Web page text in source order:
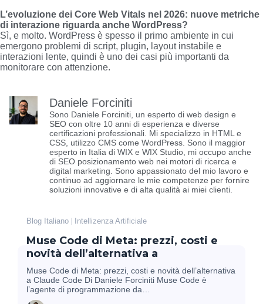
L’evoluzione dei Core Web Vitals nel 2026: nuove metriche
di interazione riguarda anche WordPress?
Sì, e molto. WordPress è spesso il primo ambiente in cui
emergono problemi di script, plugin, layout instabile e
interazioni lente, quindi è uno dei casi più importanti da
monitorare con attenzione.
Daniele Forciniti
Sono Daniele Forciniti, un esperto di web design e
SEO con oltre 10 anni di esperienza e diverse
certificazioni professionali. Mi specializzo in HTML e
CSS, utilizzo CMS come WordPress. Sono il maggior
esperto in Italia di WIX e WIX Studio, mi occupo anche
di SEO posizionamento web nei motori di ricerca e
digital marketing. Sono appassionato del mio lavoro e
continuo ad aggiornare le mie competenze per fornire
soluzioni innovative e di alta qualità ai miei clienti.
Blog Italiano Intellizenza Artificiale
Muse Code di Meta: prezzi, costi e
novità dell’alternativa a
Muse Code di Meta: prezzi, costi e novità dell’alternativa
a Claude Code Di Daniele Forciniti Muse Code è
l’agente di programmazione da…